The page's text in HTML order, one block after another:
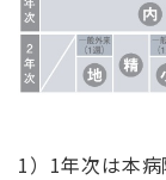
1）1年次は本病